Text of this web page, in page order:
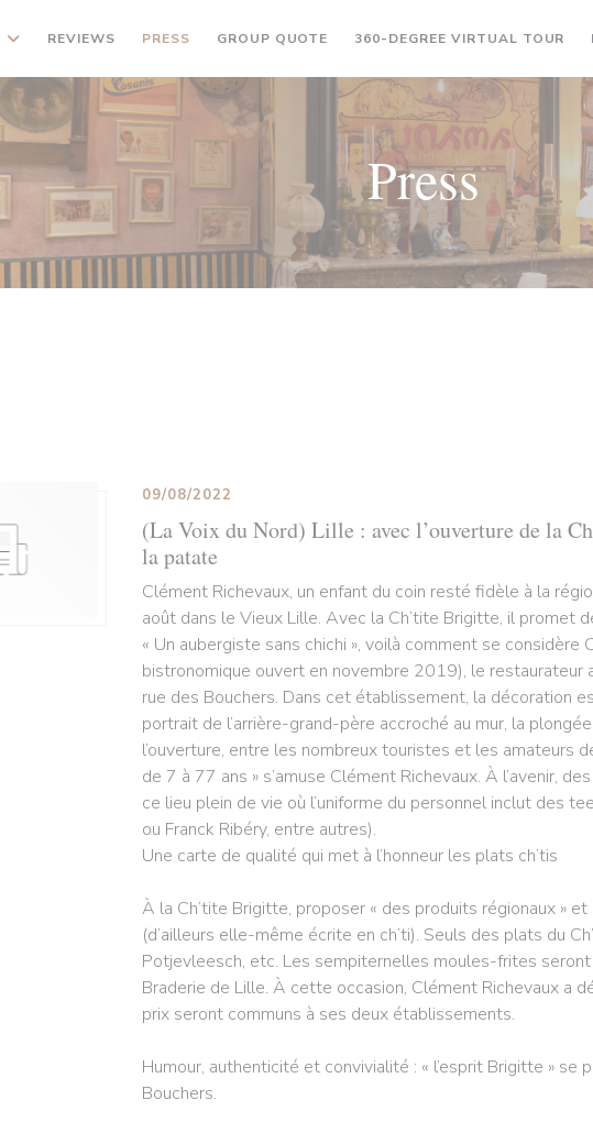
REVIEWS PRESS GROUP QUOTE ((OPENS IN A NEW WINDOW))
360-DEGREE VIRTUAL TOUR
Press
(La Voix du Nord) Lille : avec l’ouverture de la
la patate
09/08/2022
Clément Richevaux, un enfant du coin resté fidèle à la
août dans le Vieux Lille. Avec la Ch’tite Brigitte, il promet
« Un aubergiste sans chichi », voilà comment se
bistronomique ouvert en novembre 2019), le restaurateur
rue des Bouchers. Dans cet établissement, la décoration
portrait de l’arrière-grand-père accroché au mur, la
l’ouverture, entre les nombreux touristes et les amateurs
de 7 à 77 ans » s’amuse Clément Richevaux. À l’avenir,
ce lieu plein de vie où l’uniforme du personnel inclut des
ou Franck Ribéry, entre autres).
Une carte de qualité qui met à l’honneur les plats ch’tis
À la Ch’tite Brigitte, proposer « des produits régionaux »
(d’ailleurs elle-même écrite en ch’ti). Seuls des plats du
Potjevleesch, etc. Les sempiternelles moules-frites
Braderie de Lille. À cette occasion, Clément Richevaux a
prix seront communs à ses deux établissements.
Humour, authenticité et convivialité : « l’esprit Brigitte »
Bouchers.